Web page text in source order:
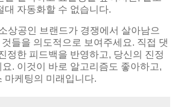
대 자동화할 수 없습니다.
상공인 브랜드가 경쟁에서 살아남으
들을 의도적으로 보여주세요. 직접 댓
정한 피드백을 반영하고, 당신의 진정
. 이것이 바로 알고리즘도 좋아하고,
마케팅의 미래입니다.